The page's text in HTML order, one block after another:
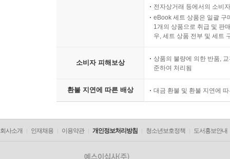
전자상거래 등에서의 소비
eBook 세트 상품은 일괄 구
1개의 상품으로 취급 및 판
우, 세트 상품 전부 및 세트
소비자 피해보상
상품의 불량에 의한 반품,
준하여 처리됨
환불 지연에 따른 배상 대금 환불 및 환불 지연에
회사소개 인재채용 이용약관 개인정보처리방침 청소년보호정책 도서홍보안내